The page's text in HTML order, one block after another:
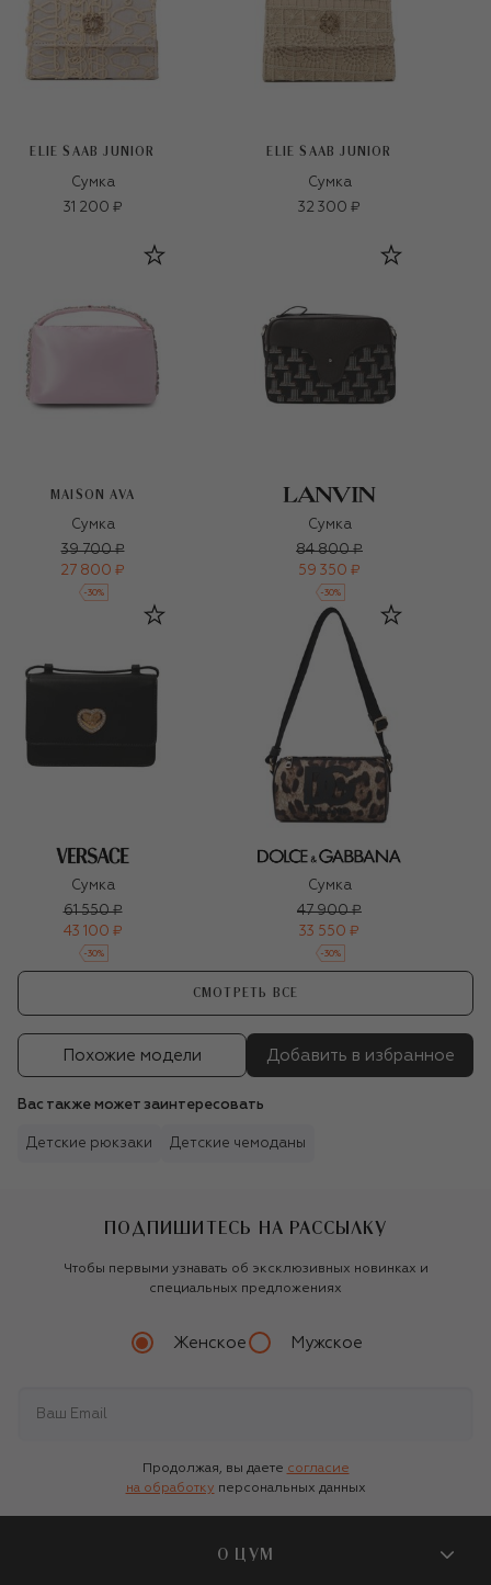
ELIE SAAB JUNIOR
Сумка
31 200 ₽
ELIE SAAB JUNIOR
Сумка
32 300 ₽
MAISON AVA
Сумка
39 700 ₽
27 800 ₽
-30%
Сумка
84 800 ₽
59 350 ₽
-30%
Сумка
61 550 ₽
43 100 ₽
-30%
Сумка
47 900 ₽
33 550 ₽
-30%
СМОТРЕТЬ ВСЕ
Похожие модели Добавить в избранное
Вас также может заинтересовать
Детские рюкзаки Детские чемоданы
ПОДПИШИТЕСЬ НА РАССЫЛКУ
Чтобы первыми узнавать об эксклюзивных новинках и
специальных предложениях
Женское Мужское
Продолжая, вы даете согласие
на обработку персональных данных
О ЦУМ